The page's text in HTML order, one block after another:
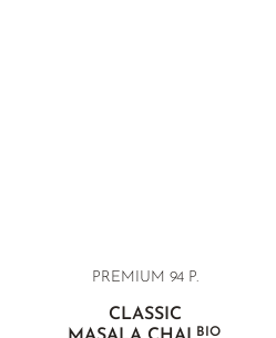
PREMIUM 94 P.
CLASSIC
BIO